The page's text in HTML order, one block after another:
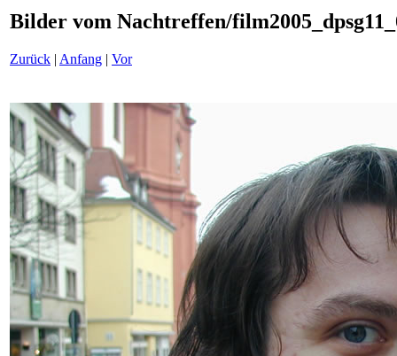
Bilder vom Nachtreffen/
Zurück | Anfang | Vor